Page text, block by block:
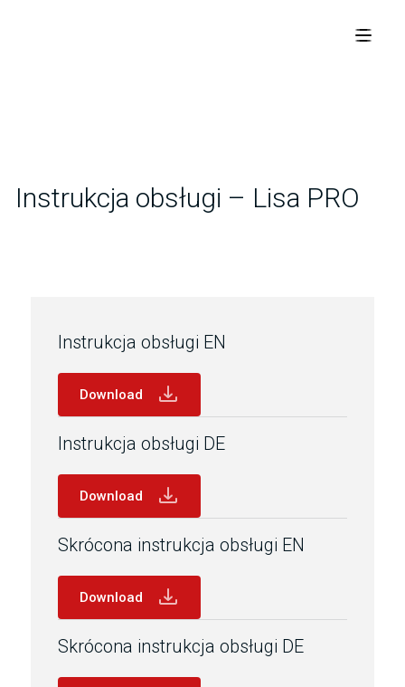
Instrukcja obsługi – Lisa PRO
Instrukcja obsługi EN
Download
Instrukcja obsługi DE
Download
Skrócona instrukcja obsługi EN
Download
Skrócona instrukcja obsługi DE